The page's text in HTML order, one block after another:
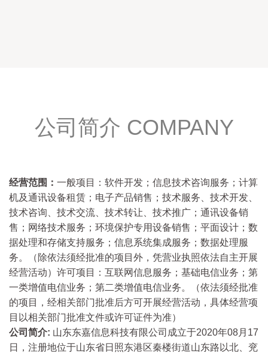
公司简介 COMPANY
经营范围： 一般项目：软件开发；信息技术咨询服务；计算
机及通讯设备租赁；电子产品销售；技术服务、技术开发、
技术咨询、技术交流、技术转让、技术推广；通讯设备销
售；网络技术服务；环境保护专用设备销售；平面设计；数
据处理和存储支持服务；信息系统集成服务；数据处理服
务。（除依法须经批准的项目外，凭营业执照依法自主开展
经营活动）许可项目：互联网信息服务；基础电信业务；第
一类增值电信业务；第二类增值电信业务。（依法须经批准
的项目，经相关部门批准后方可开展经营活动，具体经营项
目以相关部门批准文件或许可证件为准）
公司简介: 山东东嘉信息科技有限公司成立于2020年08月17
日，注册地位于山东省日照东港区秦楼街道山东路以北、兖